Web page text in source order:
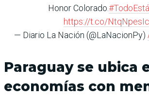
Honor Colorado.
https://t.co/
— Diario La Nación (@LaNacionPy)
Paraguay se ubica
economías con